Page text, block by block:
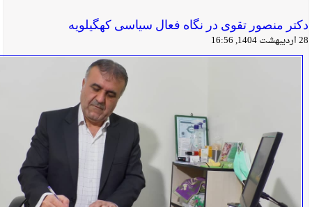
دکتر منصور تقوی در نگاه فعال سیاسی کهگیلویه
28 اردیبهشت 1404, 16:56